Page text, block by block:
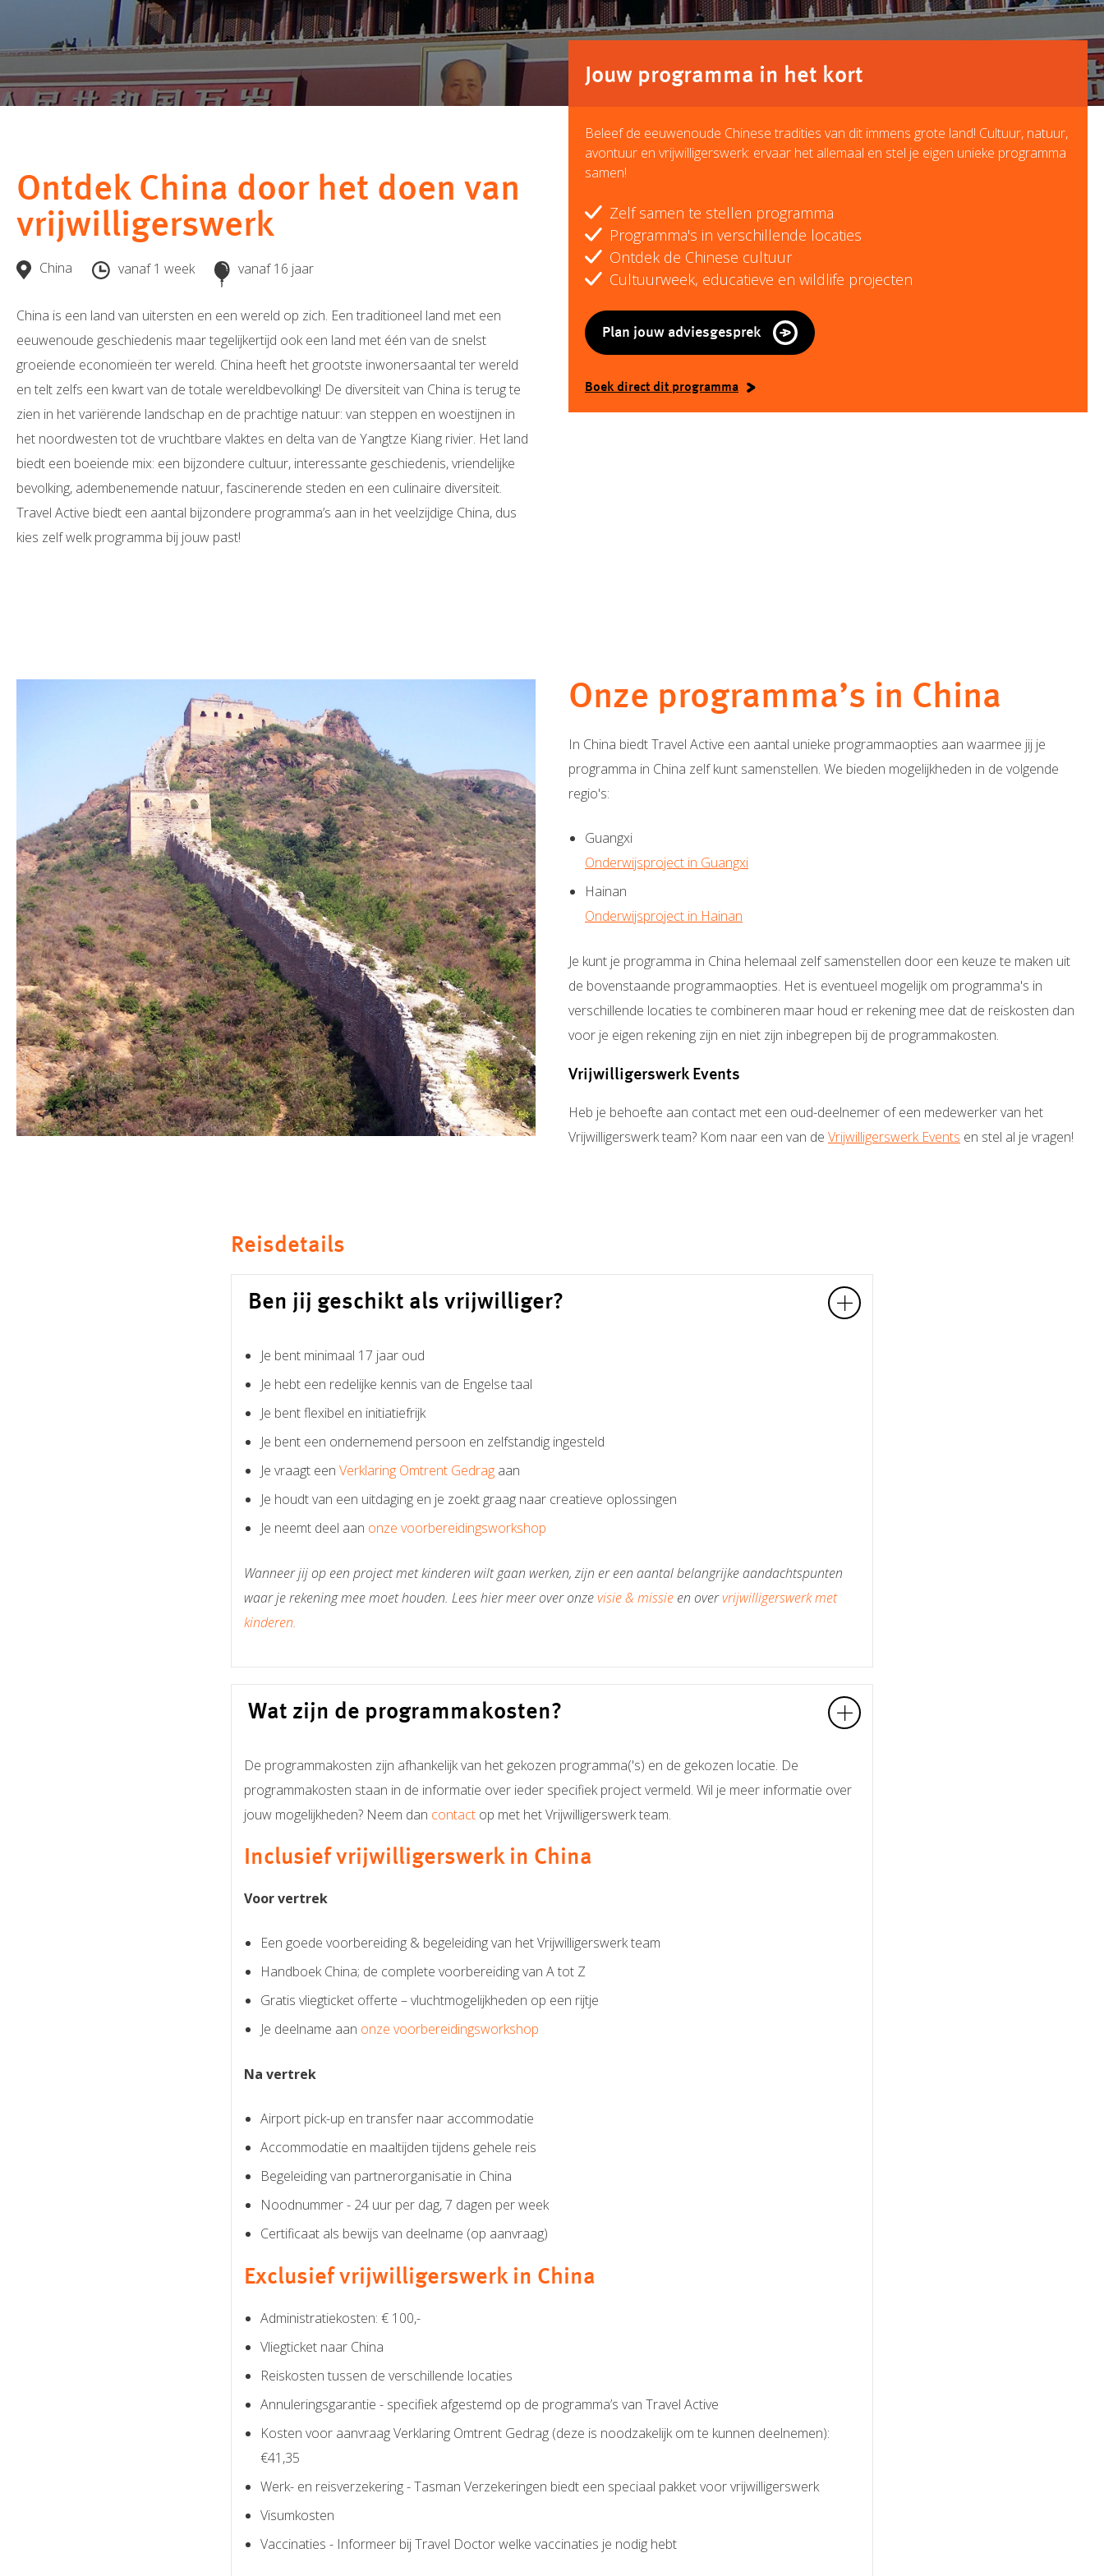
Ontdek China door het doen van
vrijwilligerswerk
China vanaf 1 week vanaf 16 jaar
China is een land van uitersten en een wereld op zich. Een traditioneel land met een
eeuwenoude geschiedenis maar tegelijkertijd ook een land met één van de snelst
groeiende economieën ter wereld. China heeft het grootste inwonersaantal ter wereld
en telt zelfs een kwart van de totale wereldbevolking! De diversiteit van China is terug te
zien in het variërende landschap en de prachtige natuur: van steppen en woestijnen in
het noordwesten tot de vruchtbare vlaktes en delta van de Yangtze Kiang rivier. Het land
biedt een boeiende mix: een bijzondere cultuur, interessante geschiedenis, vriendelijke
bevolking, adembenemende natuur, fascinerende steden en een culinaire diversiteit.
Travel Active biedt een aantal bijzondere programma’s aan in het veelzijdige China, dus
kies zelf welk programma bij jouw past!
Jouw programma in het kort
Beleef de eeuwenoude Chinese tradities van dit immens grote land! Cultuur, natuur,
avontuur en vrijwilligerswerk: ervaar het allemaal en stel je eigen unieke programma
samen!
Zelf samen te stellen programma
Programma's in verschillende locaties
Ontdek de Chinese cultuur
Cultuurweek, educatieve en wildlife projecten
Plan jouw adviesgesprek
Boek direct dit programma
Onze programma’s in China
In China biedt Travel Active een aantal unieke programmaopties aan waarmee jij je
programma in China zelf kunt samenstellen. We bieden mogelijkheden in de volgende
regio's:
Guangxi
Onderwijsproject in Guangxi
Hainan
Onderwijsproject in Hainan
Je kunt je programma in China helemaal zelf samenstellen door een keuze te maken uit
de bovenstaande programmaopties. Het is eventueel mogelijk om programma's in
verschillende locaties te combineren maar houd er rekening mee dat de reiskosten dan
voor je eigen rekening zijn en niet zijn inbegrepen bij de programmakosten.
Vrijwilligerswerk Events
Heb je behoefte aan contact met een oud-deelnemer of een medewerker van het
Vrijwilligerswerk team? Kom naar een van de Vrijwilligerswerk Events en stel al je vragen!
Reisdetails
Ben jij geschikt als vrijwilliger?
Je bent minimaal 17 jaar oud
Je hebt een redelijke kennis van de Engelse taal
Je bent flexibel en initiatiefrijk
Je bent een ondernemend persoon en zelfstandig ingesteld
Je vraagt een Verklaring Omtrent Gedragaan
Je houdt van een uitdaging en je zoekt graag naar creatieve oplossingen
Je neemt deel aan onze voorbereidingsworkshop
Wanneer jij op een project met kinderen wilt gaan werken, zijn er een aantal belangrijke aandachtspunten
waar je rekening mee moet houden. Lees hier meer over onzevisie & missieen overvrijwilligerswerk met
kinderen.
Wat zijn de programmakosten?
De programmakosten zijn afhankelijk van het gekozen programma('s) en de gekozen locatie. De
programmakosten staan in de informatie over ieder specifiek project vermeld. Wil je meer informatie over
jouw mogelijkheden? Neem dan contactop met het Vrijwilligerswerk team.
Inclusief vrijwilligerswerk in China
Voor vertrek
Een goede voorbereiding & begeleiding van het Vrijwilligerswerk team
Handboek China; de complete voorbereiding van A tot Z
Gratis vliegticket offerte – vluchtmogelijkheden op een rijtje
Je deelname aan onze voorbereidingsworkshop
Na vertrek
Airport pick-up en transfer naar accommodatie
Accommodatie en maaltijden tijdens gehele reis
Begeleiding van partnerorganisatie in China
Noodnummer - 24 uur per dag, 7 dagen per week
Certificaat als bewijs van deelname (op aanvraag)
Exclusief vrijwilligerswerk in China
Administratiekosten: € 100,-
Vliegticket naar China
Reiskosten tussen de verschillende locaties
Annuleringsgarantie - specifiek afgestemd op de programma’s van Travel Active
Kosten voor aanvraag Verklaring Omtrent Gedrag (deze is noodzakelijk om te kunnen deelnemen):
€41,35
Werk- en reisverzekering - Tasman Verzekeringen biedt een speciaal pakket voor vrijwilligerswerk
Visumkosten
Vaccinaties - Informeer bij Travel Doctor welke vaccinaties je nodig hebt